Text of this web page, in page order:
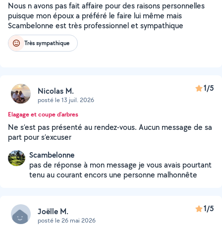
Nous n avons pas fait affaire pour des raisons personnelles
puisque mon époux a préféré le faire lui même mais
Scambelonne est très professionnel et sympathique
Très sympathique
Nicolas M.
posté le 13 juil. 2026
1/5
Elagage et coupe d'arbres
Ne s’est pas présenté au rendez-vous. Aucun message de sa
part pour s’excuser
Scambelonne
pas de réponse à mon message je vous avais pourtant
tenu au courant encors une personne malhonnête
Joëlle M.
posté le 26 mai 2026
1/5